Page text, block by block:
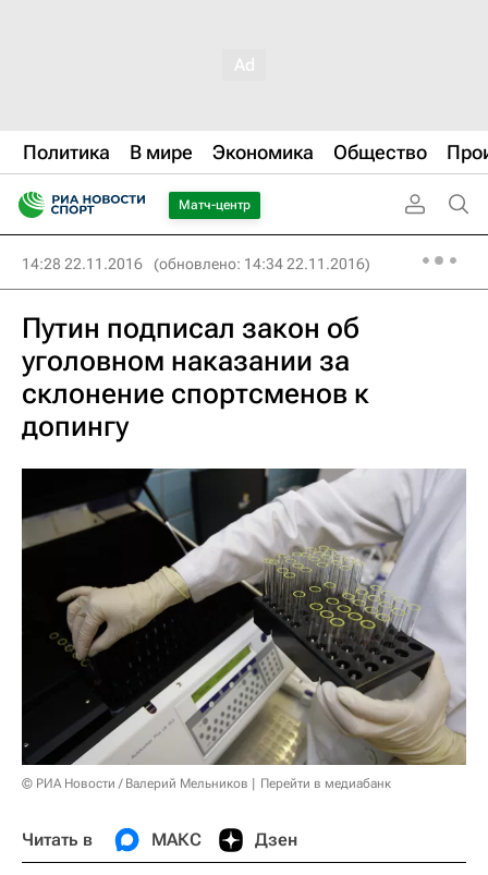
Политика В мире Экономика Общество
Матч-центр
14:28 22.11.2016 (обновлено: 14:34 22.11.2016)
Путин подписал закон об
уголовном наказании за
склонение спортсменов к
допингу
© РИА Новости / Валерий Мельников Перейти в медиабанк
Читать в МАКС Дзен